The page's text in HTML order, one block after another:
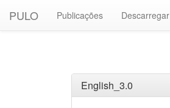
PULO Publicações Descarregar
English_3.0